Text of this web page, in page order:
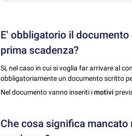
E' obbligatorio il
prima scadenza?
Si, nel caso in cui si voglia far arrivare al
obbligatoriamente un documento scritto
Nel documento vanno inseriti imotivi
Che cosa significa